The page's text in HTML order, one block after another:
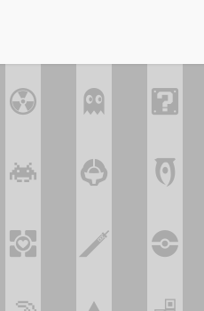
Assassin’s Creed Black